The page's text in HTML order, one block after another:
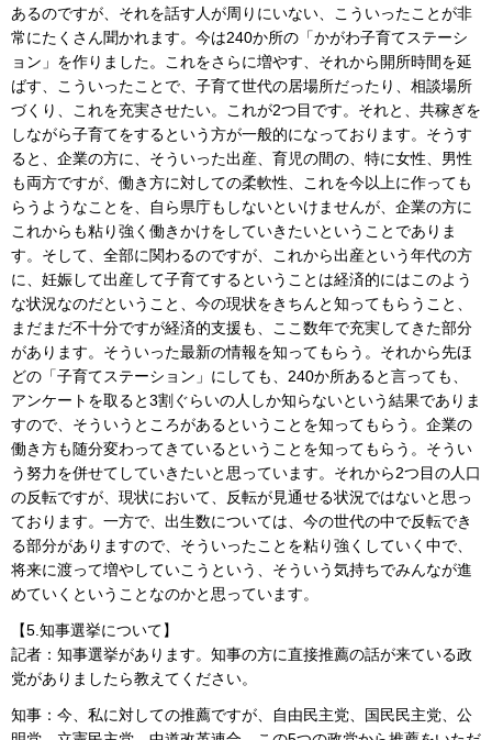
あるのですが、それを話す人が周りにいない、こういったことが非
常にたくさん聞かれます。今は240か所の「かがわ子育てステーシ
ョン」を作りました。これをさらに増やす、それから開所時間を延
ばす、こういったことで、子育て世代の居場所だったり、相談場所
づくり、これを充実させたい。これが2つ目です。それと、共稼ぎを
しながら子育てをするという方が一般的になっております。そうす
ると、企業の方に、そういった出産、育児の間の、特に女性、男性
も両方ですが、働き方に対しての柔軟性、これを今以上に作っても
らうようなことを、自ら県庁もしないといけませんが、企業の方に
これからも粘り強く働きかけをしていきたいということでありま
す。そして、全部に関わるのですが、これから出産という年代の方
に、妊娠して出産して子育てするということは経済的にはこのよう
な状況なのだということ、今の現状をきちんと知ってもらうこと、
まだまだ不十分ですが経済的支援も、ここ数年で充実してきた部分
があります。そういった最新の情報を知ってもらう。それから先ほ
どの「子育てステーション」にしても、240か所あると言っても、
アンケートを取ると3割ぐらいの人しか知らないという結果でありま
すので、そういうところがあるということを知ってもらう。企業の
働き方も随分変わってきているということを知ってもらう。そうい
う努力を併せてしていきたいと思っています。それから2つ目の人口
の反転ですが、現状において、反転が見通せる状況ではないと思っ
ております。一方で、出生数については、今の世代の中で反転でき
る部分がありますので、そういったことを粘り強くしていく中で、
将来に渡って増やしていこうという、そういう気持ちでみんなが進
めていくということなのかと思っています。
【5.知事選挙について】
記者：知事選挙があります。知事の方に直接推薦の話が来ている政
党がありましたら教えてください。
知事：今、私に対しての推薦ですが、自由民主党、国民民主党、公